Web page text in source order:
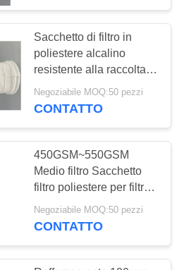
Sacchetto di filtro in
poliestere alcalino
resistente alla raccolta
della polvere anti
abrasione
Negoziabile MOQ:50 pezzi
CONTATTO
450GSM~550GSM
Medio filtro Sacchetto
filtro poliestere per filtro
d'aria
Negoziabile MOQ:50 pezzi
CONTATTO